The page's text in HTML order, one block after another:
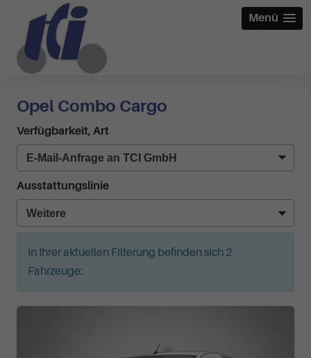
Menü
Opel Combo Cargo
Verfügbarkeit, Art
Ausstattungslinie
In Ihrer aktuellen Filterung befinden sich 2
Fahrzeuge: